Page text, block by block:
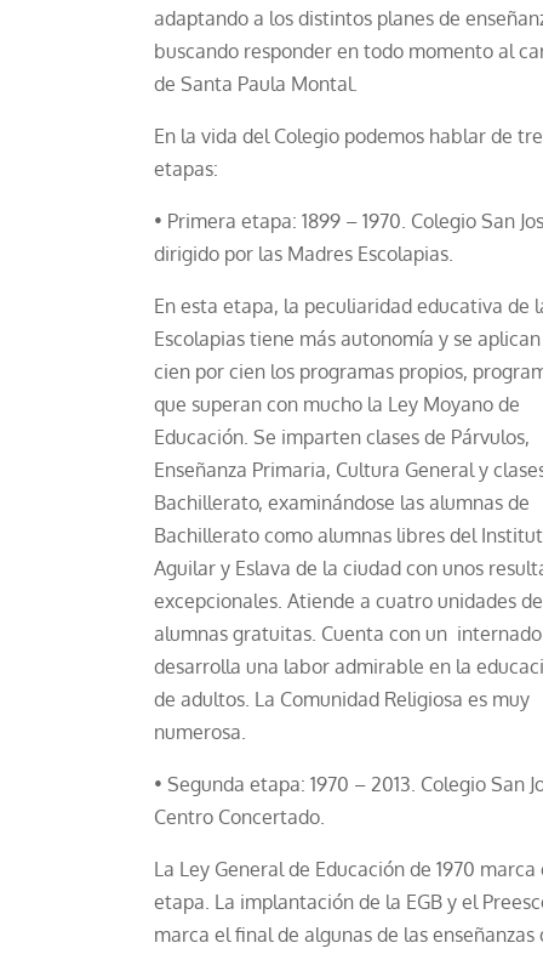
adaptando a los distintos planes de
buscando responder en todo momento al
de Santa Paula Montal.
En la vida del Colegio podemos hablar de
etapas:
• Primera etapa: 1899 – 1970. Colegio San
dirigido por las Madres Escolapias.
En esta etapa, la peculiaridad educativa de
Escolapias tiene más autonomía y se
cien por cien los programas propios,
que superan con mucho la Ley Moyano de
Educación. Se imparten clases de Párvulos,
Enseñanza Primaria, Cultura General y
Bachillerato, examinándose las alumnas de
Bachillerato como alumnas libres del
Aguilar y Eslava de la ciudad con unos
excepcionales. Atiende a cuatro unidades de
alumnas gratuitas. Cuenta con un
desarrolla una labor admirable en la
de adultos. La Comunidad Religiosa es muy
numerosa.
• Segunda etapa: 1970 – 2013. Colegio San
Centro Concertado.
La Ley General de Educación de 1970 marca
etapa. La implantación de la EGB y el
marca el final de algunas de las enseñanzas